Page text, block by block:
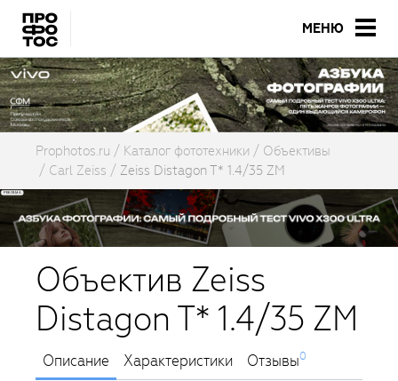
МЕНЮ
Prophotos.ru Каталог фототехники
Объективы
Carl Zeiss
Zeiss Distagon T* 1.4/35 ZM
Объектив Zeiss
Distagon T* 1.4/35 ZM
Описание Характеристики Отзывы0